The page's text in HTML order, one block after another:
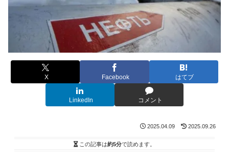
X Facebook はてブ
LinkedIn コメント
2025.04.09 2025.09.26
この記事は約5分で読めます。